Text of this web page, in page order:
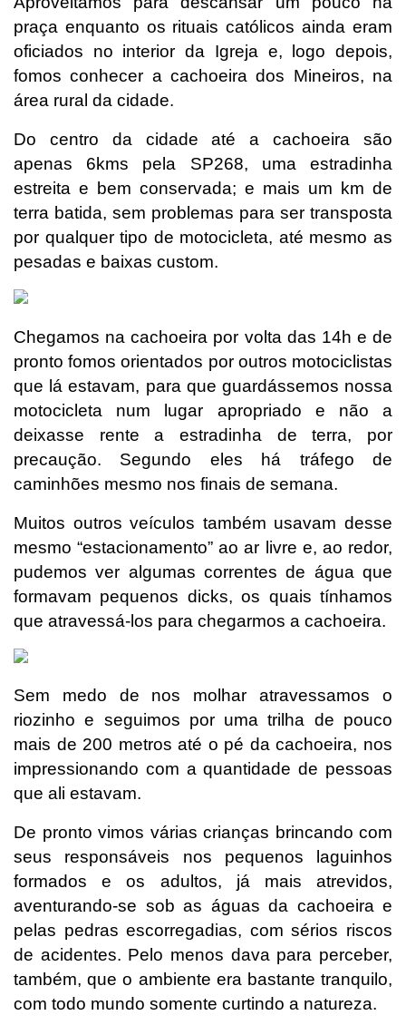
praça enquanto os rituais católicos ainda eram
oficiados no interior da Igreja e, logo depois,
fomos conhecer a cachoeira dos Mineiros, na
área rural da cidade.
Do centro da cidade até a cachoeira são
apenas 6kms pela SP268, uma estradinha
estreita e bem conservada; e mais um km de
terra batida, sem problemas para ser transposta
por qualquer tipo de motocicleta, até mesmo as
pesadas e baixas custom.
Chegamos na cachoeira por volta das 14h e de
pronto fomos orientados por outros motociclistas
que lá estavam, para que guardássemos nossa
motocicleta num lugar apropriado e não a
deixasse rente a estradinha de terra, por
precaução. Segundo eles há tráfego de
caminhões mesmo nos finais de semana.
Muitos outros veículos também usavam desse
mesmo “estacionamento” ao ar livre e, ao redor,
pudemos ver algumas correntes de água que
formavam pequenos dicks, os quais tínhamos
que atravessá-los para chegarmos a cachoeira.
Sem medo de nos molhar atravessamos o
riozinho e seguimos por uma trilha de pouco
mais de 200 metros até o pé da cachoeira, nos
impressionando com a quantidade de pessoas
que ali estavam.
De pronto vimos várias crianças brincando com
seus responsáveis nos pequenos laguinhos
formados e os adultos, já mais atrevidos,
aventurando-se sob as águas da cachoeira e
pelas pedras escorregadias, com sérios riscos
de acidentes. Pelo menos dava para perceber,
também, que o ambiente era bastante tranquilo,
com todo mundo somente curtindo a natureza.